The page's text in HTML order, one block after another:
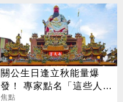
關公生日逢立秋能量爆
發！ 專家點名「這些人」
別亂拜
焦點